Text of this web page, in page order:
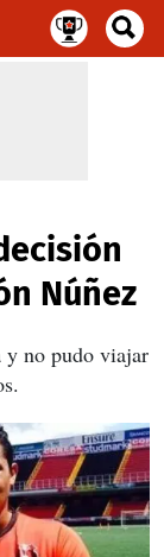
Núñez
y no pudo viajar